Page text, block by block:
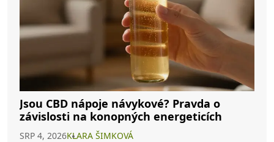
Jsou CBD nápoje návykové? Pravda o
závislosti na konopných energeticích
SRP 4, 2026KLARA ŠIMKOVÁ